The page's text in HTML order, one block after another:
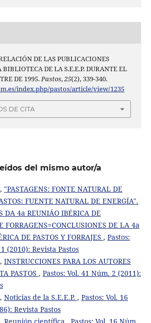
DE LAS PUBLICACIONES
DE LA S.E.E.P. DURANTE EL
DE 1995.Pastos,25(2), 339-340.
index.php/pastos/article/view/1235
DE CITA
del mismo autor/a
"PASTAGENS: FONTE NATURAL DE
FUENTE NATURAL DE ENERGÍA".
DA 4a REUNIÁO IBÉRICA DE
FORRAGENS=CONCLUSIONES DE LA 4a
DE PASTOS Y FORRAJES , Pastos:
(2010): Revista Pastos
INSTRUCCIONES PARA LOS AUTORES
PASTOS , Pastos: Vol. 41 Núm. 2 (2011):
Noticias de la S.E.E.P. , Pastos: Vol. 16
Revista Pastos
Reunión científica , Pastos: Vol. 16 Núm.